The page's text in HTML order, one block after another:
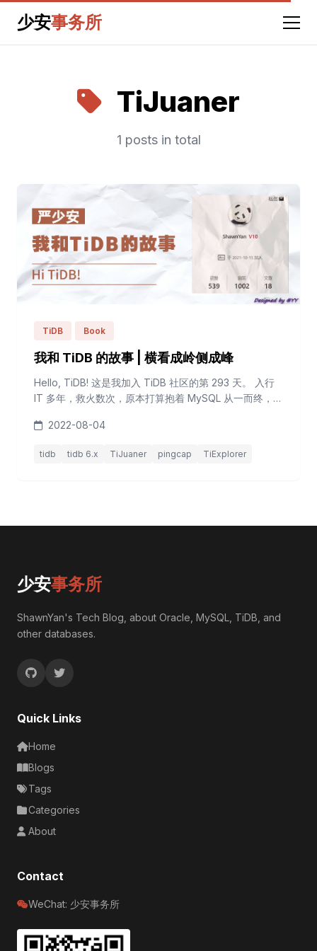
少安事务所
TiJuaner
1 posts in total
TiDB Book
我和 TiDB 的故事 | 横看成岭侧成峰
Hello, TiDB! 这是我加入 TiDB 社区的第 293 天。 入行
IT 多年，救火数次，原本打算抱着 MySQL 从一而终，却
来，DBA 也应与时俱进，从石器时代走向更先进、更开
TiDB。 TiDB 是创业即开源的真国产开源数据库，刚接触
2022-08-04
tidb tidb 6.x TiJuaner pingcap TiExplorer
少安事务所
ShawnYan's Tech Blog, about Oracle, MySQL, TiDB, and
other databases.
Quick Links
Home
Blogs
Tags
Categories
About
Contact
WeChat: 少安事务所